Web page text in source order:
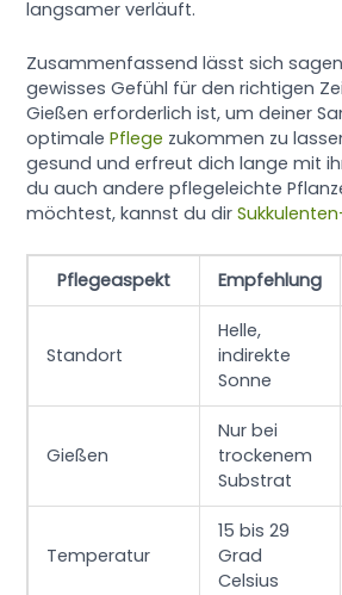
langsamer verläuft.
Zusammenfassend lässt sich
gewisses Gefühl für den richtigen
Gießen erforderlich ist, um deiner
optimalePflege zukommen zu
gesund und erfreut dich lange mit
du auch andere pflegeleichte
möchtest, kannst du dir
Pflegeaspekt Empfehlung
Standort
Helle,
indirekte
Sonne
Gießen
Nur bei
trockenem
Substrat
Temperatur
15 bis 29
Grad
Celsius